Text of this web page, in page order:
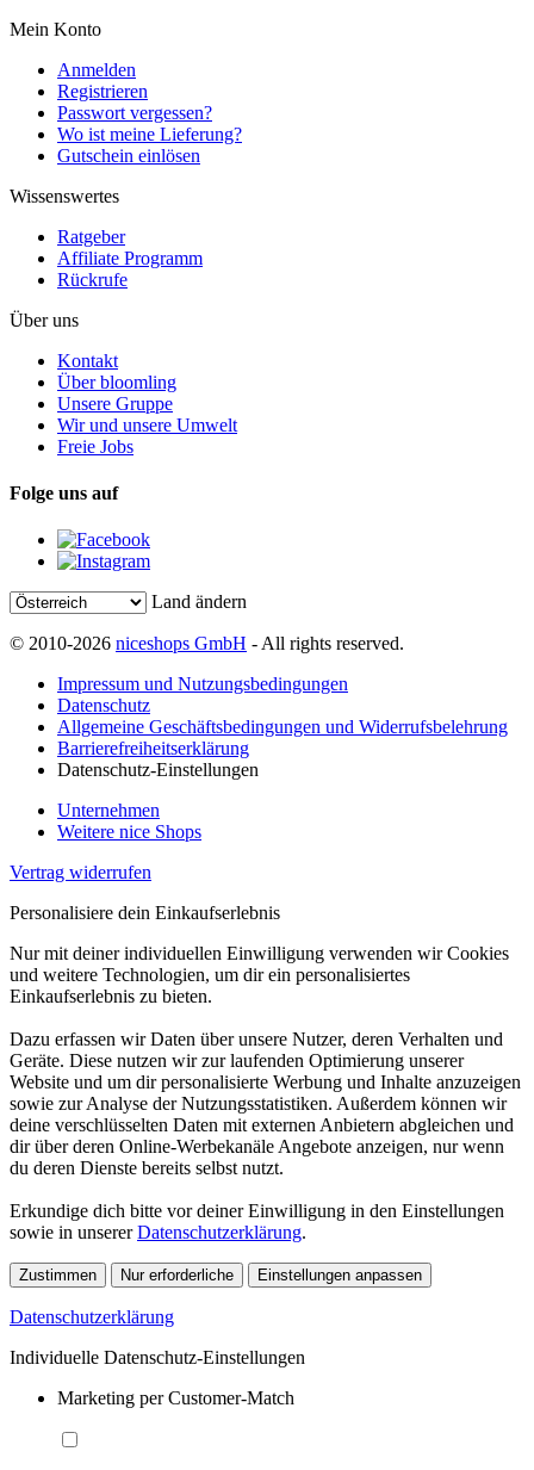
Mein Konto
Anmelden
Registrieren
Passwort vergessen?
Wo ist meine Lieferung?
Gutschein einlösen
Wissenswertes
Ratgeber
Affiliate Programm
Rückrufe
Über uns
Kontakt
Über bloomling
Unsere Gruppe
Wir und unsere Umwelt
Freie Jobs
Folge uns auf
Land ändern
© 2010-2026 niceshops GmbH - All rights reserved.
Impressum und Nutzungsbedingungen
Datenschutz
Allgemeine Geschäftsbedingungen und Widerrufsbelehrung
Barrierefreiheitserklärung
Datenschutz-Einstellungen
Unternehmen
Weitere nice Shops
Vertrag widerrufen
Personalisiere dein Einkaufserlebnis
Nur mit deiner individuellen Einwilligung verwenden wir Cookies
und weitere Technologien, um dir ein personalisiertes
Einkaufserlebnis zu bieten.
Dazu erfassen wir Daten über unsere Nutzer, deren Verhalten und
Geräte. Diese nutzen wir zur laufenden Optimierung unserer
Website und um dir personalisierte Werbung und Inhalte anzuzeigen
sowie zur Analyse der Nutzungsstatistiken. Außerdem können wir
deine verschlüsselten Daten mit externen Anbietern abgleichen und
dir über deren Online-Werbekanäle Angebote anzeigen, nur wenn
du deren Dienste bereits selbst nutzt.
Erkundige dich bitte vor deiner Einwilligung in den Einstellungen
sowie in unsererDatenschutzerklärung.
Zustimmen Nur erforderliche Einstellungen anpassen
Datenschutzerklärung
Individuelle Datenschutz-Einstellungen
Marketing per Customer-Match